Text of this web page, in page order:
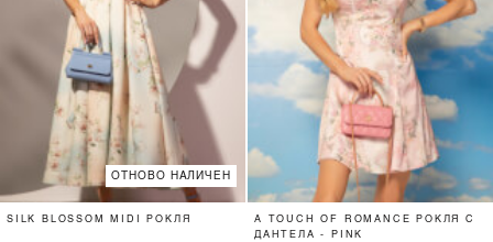
ОТНОВО НАЛИЧЕН
SILK BLOSSOM MIDI РОКЛЯ
A TOUCH OF ROMANCE РОКЛЯ С
ДАНТЕЛА - PINK